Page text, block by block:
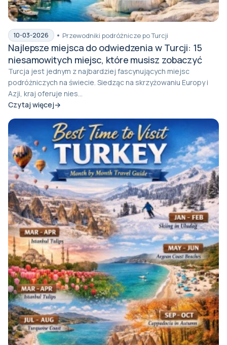
10-03-2026 Przewodniki podróżnicze po Turcji
Najlepsze miejsca do odwiedzenia w Turcji: 15
niesamowitych miejsc, które musisz zobaczyć
Turcja jest jednym z najbardziej fascynujących miejsc
podróżniczych na świecie. Siedząc na skrzyżowaniu Europy i
Azji, kraj oferuje nies...
Czytaj więcej